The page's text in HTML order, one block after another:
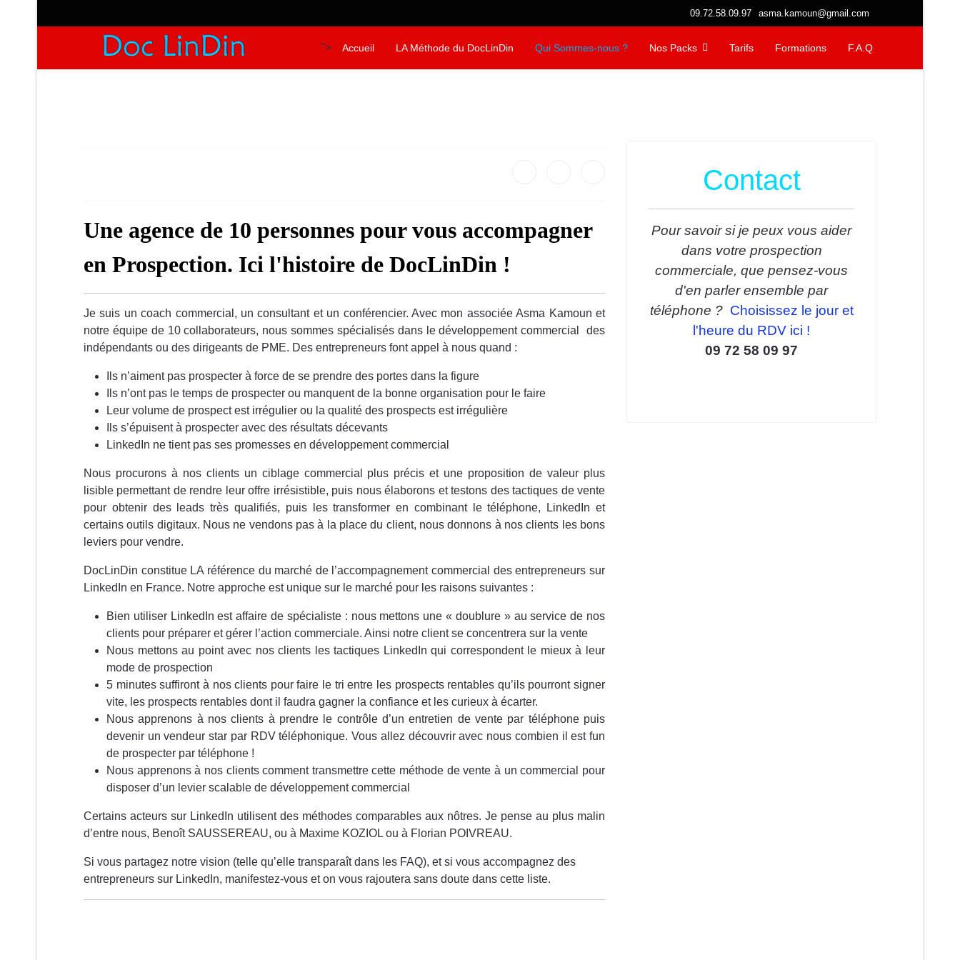
09.72.58.09.97 asma.kamoun@gmail.com
"> Accueil LA Méthode du DocLinDin Qui Sommes-nous ? Nos Packs Tarifs Formations F.A.Q
Une agence de 10 personnes pour vous accompagner
en Prospection. Ici l'histoire de DocLinDin !
Je suis un coach commercial, un consultant et un conférencier. Avec mon associée Asma Kamoun et
notre équipe de 10 collaborateurs, nous sommes spécialisés dans le développement commercial des
indépendants ou des dirigeants de PME. Des entrepreneurs font appel à nous quand :
Ils n’aiment pas prospecter à force de se prendre des portes dans la figure
Ils n’ont pas le temps de prospecter ou manquent de la bonne organisation pour le faire
Leur volume de prospect est irrégulier ou la qualité des prospects est irrégulière
Ils s’épuisent à prospecter avec des résultats décevants
LinkedIn ne tient pas ses promesses en développement commercial
Nous procurons à nos clients un ciblage commercial plus précis et une proposition de valeur plus
lisible permettant de rendre leur offre irrésistible, puis nous élaborons et testons des tactiques de vente
pour obtenir des leads très qualifiés, puis les transformer en combinant le téléphone, LinkedIn et
certains outils digitaux. Nous ne vendons pas à la place du client, nous donnons à nos clients les bons
leviers pour vendre.
DocLinDin constitue LA référence du marché de l’accompagnement commercial des entrepreneurs sur
LinkedIn en France. Notre approche est unique sur le marché pour les raisons suivantes :
Bien utiliser LinkedIn est affaire de spécialiste : nous mettons une « doublure » au service de nos
clients pour préparer et gérer l’action commerciale. Ainsi notre client se concentrera sur la vente
Nous mettons au point avec nos clients les tactiques LinkedIn qui correspondent le mieux à leur
mode de prospection
5 minutes suffiront à nos clients pour faire le tri entre les prospects rentables qu’ils pourront signer
vite, les prospects rentables dont il faudra gagner la confiance et les curieux à écarter.
Nous apprenons à nos clients à prendre le contrôle d’un entretien de vente par téléphone puis
devenir un vendeur star par RDV téléphonique. Vous allez découvrir avec nous combien il est fun
de prospecter par téléphone !
Nous apprenons à nos clients comment transmettre cette méthode de vente à un commercial pour
disposer d’un levier scalable de développement commercial
Certains acteurs sur LinkedIn utilisent des méthodes comparables aux nôtres. Je pense au plus malin
d’entre nous, Benoît SAUSSEREAU, ou à Maxime KOZIOL ou à Florian POIVREAU.
Si vous partagez notre vision (telle qu’elle transparaît dans les FAQ), et si vous accompagnez des
entrepreneurs sur LinkedIn, manifestez-vous et on vous rajoutera sans doute dans cette liste.
Contact
Pour savoir si je peux vous aider
dans votre prospection
commerciale, que pensez-vous
d'en parler ensemble par
téléphone ? Choisissez le jour et
l'heure du RDV ici !
09 72 58 09 97